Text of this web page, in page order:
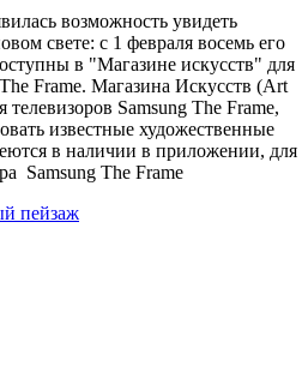
возможность увидеть
свете: с 1 февраля восемь его
в "Магазине искусств" для
Frame. Магазина Искусств (Art
Samsung The Frame,
известные художественные
в наличии в приложении, для
Samsung The Frame
пейзаж